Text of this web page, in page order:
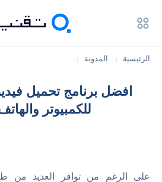
الرئيسية المدونة
افضل برنامج تحميل
للكمبيوتر
على الرغم من توافر العديد